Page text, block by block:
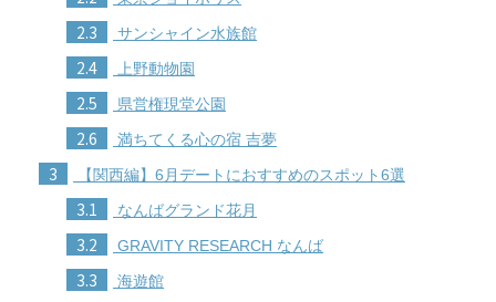
2.3 サンシャイン水族館
2.4 上野動物園
2.5 県営権現堂公園
2.6 満ちてくる心の宿 吉夢
3 【関西編】6月デートにおすすめのスポット6選
3.1 なんばグランド花月
3.2 GRAVITY RESEARCH なんば
3.3 海遊館